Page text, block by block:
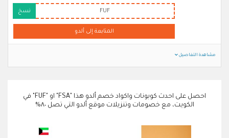
FUF نسخ
المتابعة إلى ألدو
مشاهدة التفاصيل
احصل على احدث كوبونات واكواد خصم ألدو هذا "FSA" او "FUF" في
الكويت، مع خصومات وتنزيلات موقع ألدو التي تصل ٨٠%